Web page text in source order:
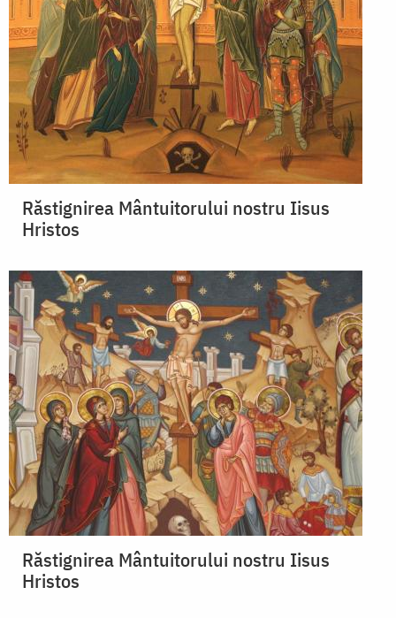
Răstignirea Mântuitorului nostru Iisus
Hristos
Răstignirea Mântuitorului nostru Iisus
Hristos